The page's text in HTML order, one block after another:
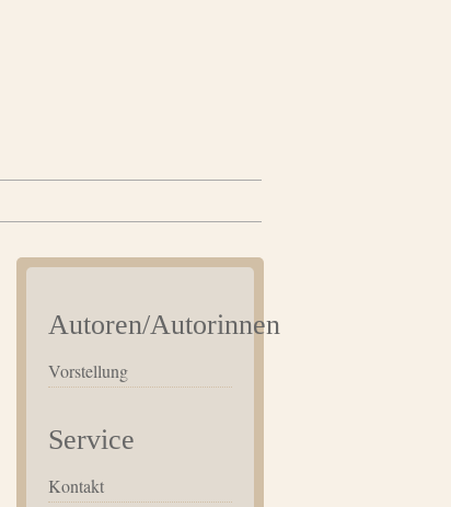
Autoren/Autorinnen
Vorstellung
Service
Kontakt